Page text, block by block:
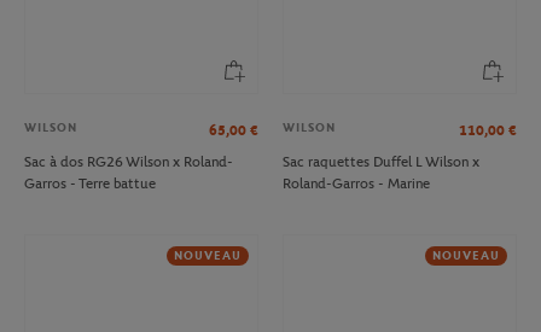
WILSON 65,00 €
Sac à dos RG26 Wilson x Roland-
Garros - Terre battue
WILSON 110,00 €
Sac raquettes Duffel L Wilson x
Roland-Garros - Marine
NOUVEAU NOUVEAU